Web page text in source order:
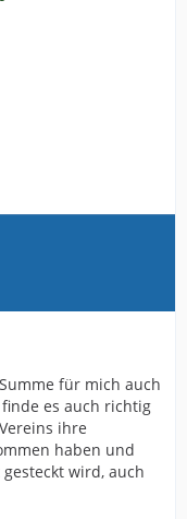
für mich auch
es auch richtig
ihre
haben und
wird, auch